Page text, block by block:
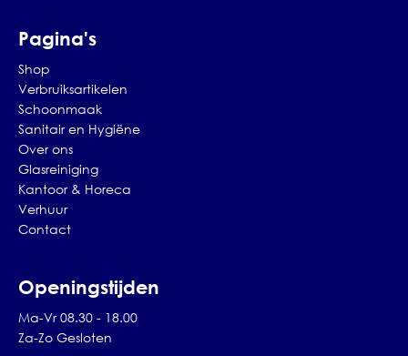
Pagina's
Shop
Verbruiksartikelen
Schoonmaak
Sanitair en Hygiëne
Over ons
Glasreiniging
Kantoor & Horeca
Verhuur
Contact
Openingstijden
Ma-Vr 08.30 - 18.00
Za-Zo Gesloten